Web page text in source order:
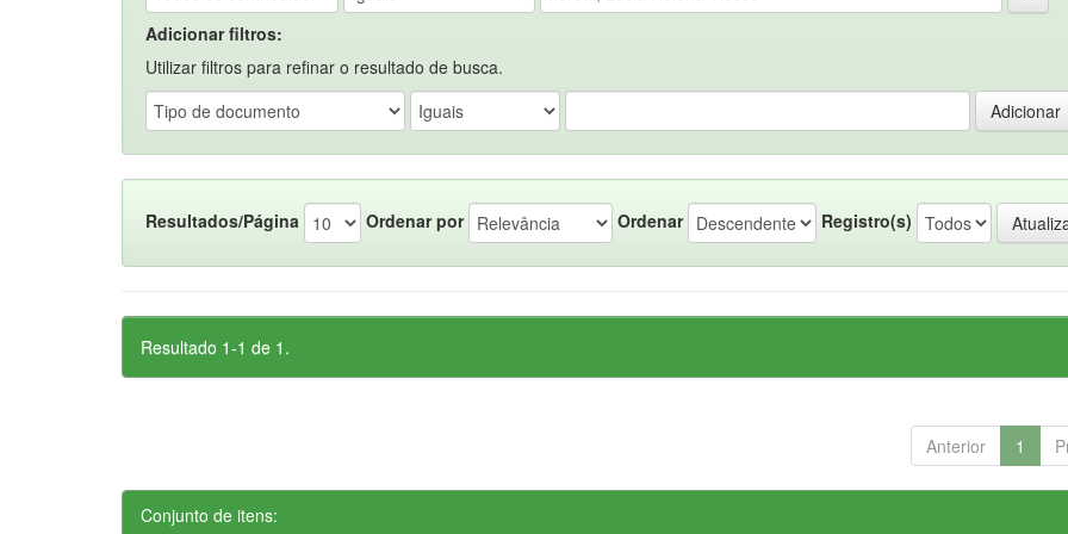
Adicionar filtros:
Utilizar filtros para refinar o resultado de busca.
Resultados/Página Ordenar por Ordenar Registro(s)
Resultado 1-1 de 1.
Anterior 1
Conjunto de itens: